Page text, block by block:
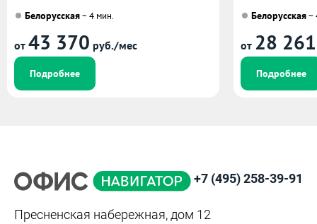
Белорусская~ 4 мин.
от 43 370 руб./мес
Подробнее
Белорусская~
от 28 261
Подробнее
+7 (495) 258-39-91
Пресненская набережная, дом 12